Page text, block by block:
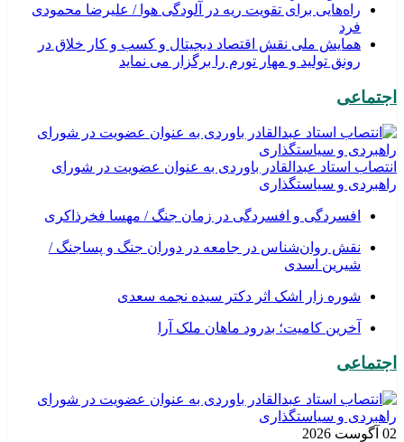
راه‌هایی برای تقویت ریه در آلودگی هوا / علیرضا محمودی
فرد
همایش ملی نقش اقتصاد دیجیتال و کسب و کار خلاق در
رونق تولید و مهار تورم را برگزار می نماید
اجتماعی
انتصاب استاد عبدالقادر باوردی به عنوان عضویت در شورای
راهبردی و سیاستگذاری
افسردگی و افسردگی در زمان جنگ / مهسا فخرذاکری
نقش روان‌شناس در جامعه در دوران جنگ و پساجنگ /
شیرین اسدی
شوره زار اشک اثر دکتر سیده نجمه سعدی
​آخرین کامیت؛ بدرود ماهان ملک آرا
اجتماعی
02 آگوست 2026